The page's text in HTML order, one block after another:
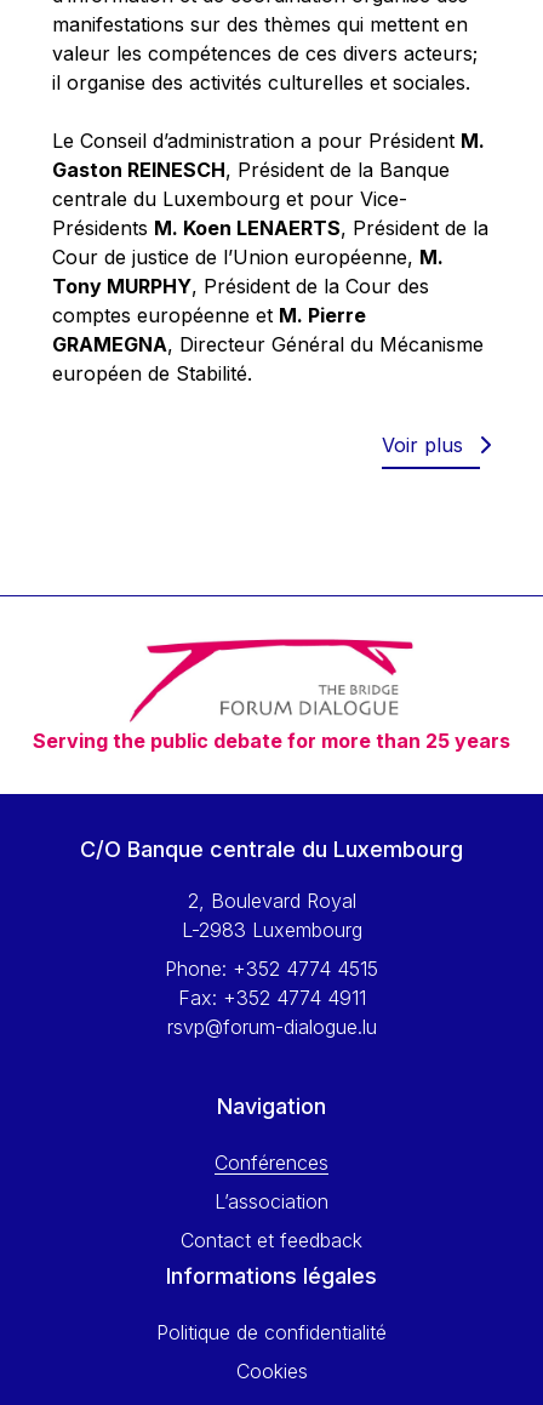
Otmar Issing
Paolo Mengozzi
Paschal Donohoe
Pat Cox
Patrizia Nanz
Philippe Maystadt
Pierre Gramegna
Richard Pelly
Robert Goebbels
Robert REYNDERS
Timothy Radcliffe
Vaclav Klaus
Vassilios Skouris
Vítor Manuel da Silva Caldeira
Viviane Reding
Walter Hagg
Wolfgang Ketterle
Yossi Beillin
Yves FRANCHET
manifestations sur des thèmes qui mettent en
valeur les compétences de ces divers acteurs;
il organise des activités culturelles et sociales.
Le Conseil d’administration a pour Président M.
Gaston REINESCH, Président de la Banque
centrale du Luxembourg et pour Vice-
Présidents M. Koen LENAERTS, Président de la
Cour de justice de l’Union européenne, M.
Tony MURPHY, Président de la Cour des
comptes européenne et M. Pierre
GRAMEGNA, Directeur Général du Mécanisme
européen de Stabilité.
Voir plus
Serving the public debate for more than 25 years
C/O Banque centrale du Luxembourg
2, Boulevard Royal
L-2983 Luxembourg
Phone: +352 4774 4515
Fax: +352 4774 4911
rsvp@forum-dialogue.lu
Navigation
Conférences
L’association
Contact et feedback
Informations légales
Politique de confidentialité
Cookies